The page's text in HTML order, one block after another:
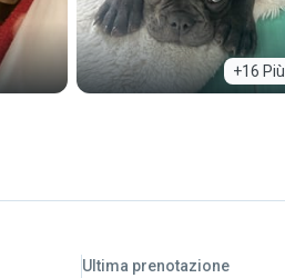
+16 Più
Ultima prenotazione